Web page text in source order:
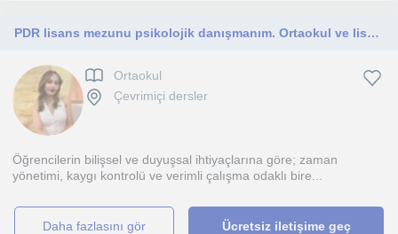
PDR lisans mezunu psikolojik danışmanım. Ortaokul ve lise öğrencilerine yönelik profesyonel, çevrimiçi eğitim koçluğu sunuyorum.
Ortaokul
Çevrimiçi dersler
Öğrencilerin bilişsel ve duyuşsal ihtiyaçlarına göre; zaman
yönetimi, kaygı kontrolü ve verimli çalışma odaklı bire...
daha fazlasını gör Ücretsiz iletişime geç